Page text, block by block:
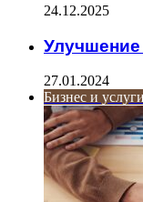
24.12.2025
Улучшение
27.01.2024
Бизнес и услуги